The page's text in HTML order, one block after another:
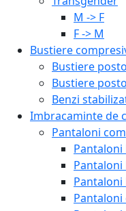
M -> F
F -> M
Bustiere
Bustiere
Bustiere
Benzi
Imbracaminte de
Pantaloni
Pantaloni
Pantaloni